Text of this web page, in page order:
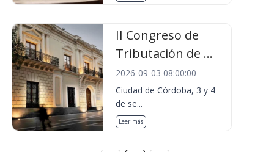
II Congreso de
Tributación de ...
2026-09-03 08:00:00
Ciudad de Córdoba, 3 y 4
de se...
Leer más